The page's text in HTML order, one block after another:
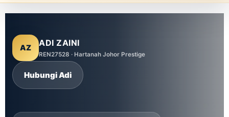
AZ ADI ZAINI
REN27528 · Hartanah Johor Prestige
Hubungi Adi